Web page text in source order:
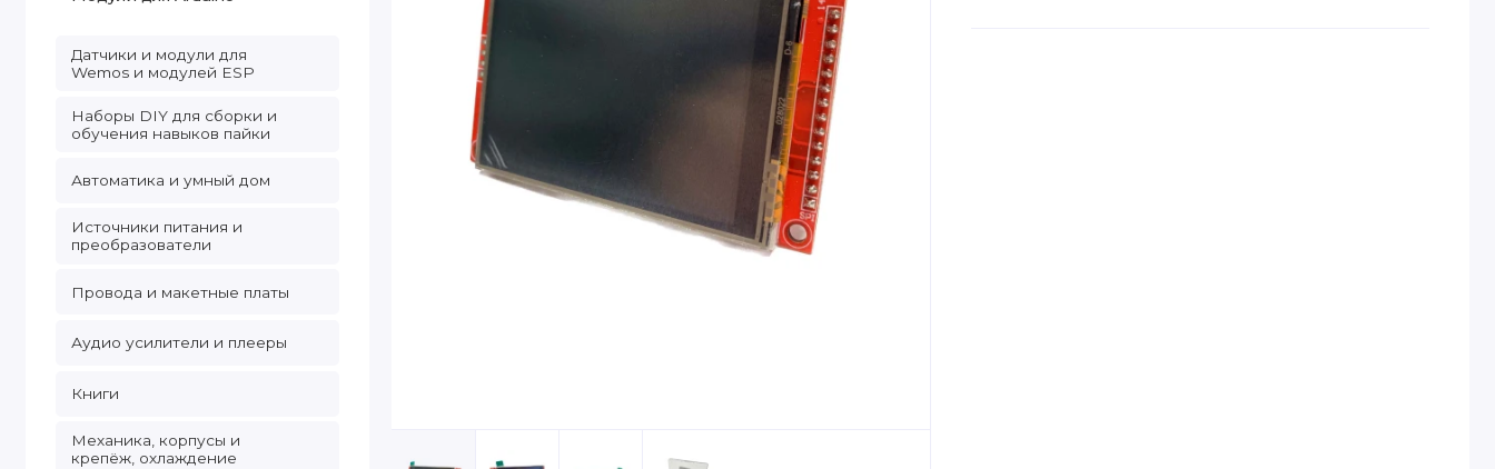
Датчики и модули для
Wemos и модулей ESP
Наборы DIY для сборки и
обучения навыков пайки
Автоматика и умный дом
Источники питания и
преобразователи
Провода и макетные платы
Аудио усилители и плееры
Книги
Механика, корпусы и
крепёж, охлаждение